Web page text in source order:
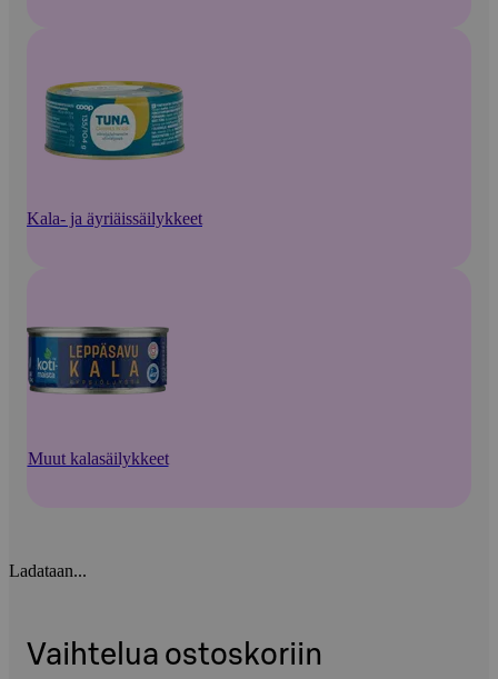
Kala- ja äyriäissäilykkeet
Muut kalasäilykkeet
Ladataan...
Vaihtelua ostoskoriin